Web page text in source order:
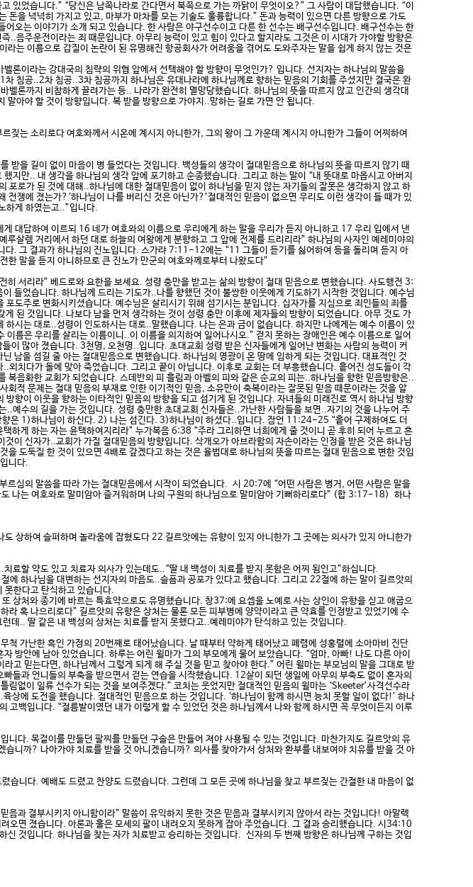
있었습니다.” “당신은 남쪽나라로 간다면서 북쪽으로 가는 까닭이 무엇이오?” 그 사람이 대답했습니다. “이
을 넉넉히 가지고 있고, 마부가 마차를 모는 기술도 훌륭합니다.” 돈과 능력이 있으면 다른 방향으로 가도
오는 이야기가 소개 되고 있습니다. 한 사람은 야구선수이고 다른 한 선수는 배구선수입니다. 배구선수는 한
음주운전이라는 죄 때문입니다. 아무리 능력이 있고 힘이 있다고 할지라도 그것은 이 시대가 가야할 방향은
는 이름으로 갑질이 논란이 된 유명해진 항공회사가 어려움을 겪어도 도와주자는 말을 쉽게 하지 않는 것은
이라는 강대국의 침략의 위협 앞에서 선택해야 할 방향이 무엇인가? 입니다. 선지자는 하나님의 말씀을
침공..2차 침공..3차 침공까지 하나님은 유대나라에 하나님께로 향하는 믿음의 기회를 주셨지만 결국은 완
론까지 비참하게 끌려가는 등.. 나라가 완전히 멸망당했습니다. 하나님의 뜻을 따르지 않고 인간의 생각대
아야 할 것이 방향입니다. 복 받을 방향으로 가야지..망하는 길로 가면 안 됩니다.
는 소리로다 여호와께서 시온에 계시지 아니한가, 그의 왕이 그 가운데 계시지 아니한가 그들이 어찌하여
길이 없이 마음이 병 들었다는 것입니다. 백성들의 생각이 절대믿음으로 하나님의 뜻을 따르지 않기 때
지만.. 내 생각을 하나님의 생각 앞에 포기하고 순종했습니다. 그리고 하는 말이 “내 뜻대로 마옵시고 아버지
로가 된 것에 대해..하나님에 대한 절대믿음이 없이 하나님을 믿지 않는 자기들의 잘못은 생각하지 않고 하
쟁에 졌는가?‘하나님이 나를 버리신 것은 아닌가?’절대적인 믿음이 없으면 우리도 이런 생각이 들 때가 있
하게 하였는고..”입니다.
답하여 이르되 16 네가 여호와의 이름으로 우리에게 하는 말을 우리가 듣지 아니하고 17 우리 입에서 낸
살렘 거리에서 하던 대로 하늘의 여왕에게 분향하고 그 앞에 전제를 드리리라” 하나님의 사자인 예레미야의
. 그 결과가 하나님의 진노입니다. 스가랴 7:11-12에는 “11 그들이 듣기를 싫어하여 등을 돌리며 듣지 아
말을 듣지 아니하므로 큰 진노가 만군의 여호와께로부터 나왔도다”
서리라” 베드로와 요한을 보세요. 성령 충만을 받고는 삶의 방향이 절대 믿음으로 변했습니다. 사도행전 3:
들었습니다. 하나님께 드리는 기도가..나를 향했던 것이 불쌍한 이웃에게 기도하기 시작한 것입니다. 예수님
도주로 변화시키셨습니다. 예수님은 살리시기 위해 섬기시는 분입니다. 십자가를 지심으로 죄인들의 죄를
된 것입니다. 나보다 남을 먼저 생각하는 것이 성령 충만 이후에 제자들의 방향이 되었습니다. 아무 것도 가
시는 대로..성령이 인도하시는 대로..말했습니다. 나는 은과 금이 없습니다. 하지만 나에게는 예수 이름이 있
름은 우리를 살리는 이름이니..이 이름을 의지하여 일어나시오.” 걷지 못하는 장애인은 예수 이름으로 일어
많아 졌습니다. 3천명, 오천명..입니다. 초대교회 성령 받은 신자들에게 일어난 변화는 사람의 능력이 커
남을 섬길 줄 아는 절대믿음으로 변했습니다. 하나님의 영광이 온 땅에 임하게 되는 것입니다. 대표적인 것
치다가 돌에 맞아 죽었습니다. 그리고 끝이 아닙니다. 이후로 교회는 더 부흥했습니다. 흩어진 성도들이 각
음화한 교회가 되었습니다. 스데반의 피 흘림과 아벨의 피와 같은 순교의 피는..하나님을 향한 믿음방향은..
적 문제는 절대 믿음의 부재로 인한 이기적인 믿음, 소유만이 축복이라는 잘못된 믿음 때문이라는 것을 알
향이 이웃을 향하는 이타적인 믿음의 방향을 되고 섬기게 된 것입니다. 자녀들의 미래진로 역시 하나님 방향
예수의 길을 가는 것입니다. 성령 충만한 초대교회 신자들은..가난한 사람들을 보면..자기의 것을 나누어 주
은 1)하나님이 하신다. 2) 나는 섬긴다. 3)하나님이 하셨다..입니다. 잠언 11:24-25 “흩어 구제하여도 더
하게 하는 자는 윤택하여지리라” 누가복음 6:38 “주라 그리하면 너희에게 줄 것이니 곧 후히 되어 누르고 흔
이 신자가..교회가 가질 절대믿음의 방향입니다. 삭개오가 아브라함의 자손이라는 인정을 받은 것은 하나님
도둑질 한 것이 있으면 4배로 갚겠다고 하는 것은 율법대로 하나님의 뜻을 따르는 절대 믿음으로 변한 것입
니다.
심의 말씀을 따라 가는 절대믿음에서 시작이 되었습니다. 시 20:7에 “어떤 사람은 병거, 어떤 사람은 말을
나는 여호와로 말미암아 즐거워하며 나의 구원의 하나님으로 말미암아 기뻐하리로다” (합 3:17-18) 하나
상하여 슬퍼하며 놀라움에 잡혔도다 22 길르앗에는 유향이 있지 아니한가 그 곳에는 의사가 있지 아니한가
할 약도 있고 치료자 의사가 있는데도..“딸 내 백성이 치료를 받지 못함은 어찌 됨인고”하십니다.
하나님을 대변하는 선지자의 마음도..슬픔과 공포가 있다고 했습니다. 그리고 22절에 하는 말이 길르앗의
못한다고 탄식하고 있습니다.
상처와 종기에 바르는 특효약으로도 유명했습니다. 창37:에 요셉을 노예로 사는 상인이 유향을 싣고 애굽으
혹 나으리로다” 길르앗의 유향은 상처는 물론 모든 피부병에 양약이라고 큰 약효를 인정받고 있었기에 수
데.. 딸 같은 내 백성의 상처는 치료를 받지 못했다고..예레미야가 탄식하고 있는 것입니다.
가난한 흑인 가정의 20번째로 태어났습니다. 날 때부터 약하게 태어났고 폐렴에 성홍렬에 소아마비 진단
방안에 남아 있었습니다. 하루는 어린 윌마가 그의 부모에게 물어 보았습니다. “엄마, 아빠! 나도 다른 아이
고 믿는다면, 하나님께서 그렇게 되게 해 주실 것을 믿고 찾아야 한다.” 어린 윌마는 부모님의 말을 그대로 받
들과 언니들의 부축을 받으면서 걷는 연습을 시작했습니다. 12살이 되던 생일에 아무의 부축도 없이 혼자의
없이 일류 선수가 되는 것을 보여주겠다.” 코치는 웃었지만 절대적인 믿음의 윌마는 ‘Skeeter’사격선수라
에 도전을 했습니다. 절대적인 믿음으로 하는 것입니다. ‘하나님이 함께 하시면 능치 못할 일이 없다!’ 하나
백입니다. “절름발이였던 내가 이렇게 할 수 있었던 것은 하나님께서 나와 함께 하시면 꼭 무엇이든지 이루
다. 목걸이를 만들던 팔찌를 만들던 구슬은 만들어 져야 사용될 수 있는 것입니다. 마찬가지도 길르앗의 유
니까? 나아가야 치료를 받을 것 아니겠습니까? 의사를 찾아가서 상처와 환부를 내보여야 치유를 받을 것 아
니다. 예배도 드렸고 찬양도 드렸습니다. 그런데 그 모든 곳에 하나님을 찾고 부르짖는 간절한 내 마음이 없
과 결부시키지 아니함이라” 말씀이 유익하지 못한 것은 믿음과 결부시키지 않아서 라는 것입니다! 아말렉
오면 졌습니다. 아론과 훌은 모세의 팔이 내려오지 못하게 잡아 주었습니다. 그 결과 승리했습니다. 시34:10
것입니다. 하나님을 찾는 자가 치료받고 승리하는 것입니다. 신자의 두 번째 방향은 하나님께 구하는 것입